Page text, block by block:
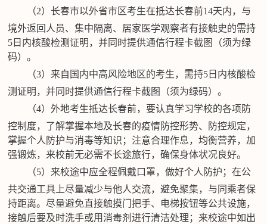
（2）长春市以外省市区考生在抵达长春前14天内，与
境外返回人员、集中隔离、居家医学观察者有接触史的需持
5日内核酸检测证明，并同时提供通信行程卡截图（须为绿
码）。
（3）来自国内中高风险地区的考生，需持5日内核酸检
测证明，并同时提供通信行程卡截图（须为绿码）。
（4）外地考生抵达长春前，要认真学习学校的各项防
控制度，了解掌握本地及长春的疫情防控形势、防控规定，
掌握个人防护与消毒等知识；注意合理作息，均衡营养，加
强锻炼，来校前无必需不长途旅行，确保身体状况良好。
（5）来校途中应全程佩戴口罩，做好个人防护；在公
共交通工具上尽量减少与他人交流，避免聚集，与同乘者保
持距离。尽量避免直接触摸门把手、电梯按钮等公共设施，
接触后要及时洗手或用消毒剂进行清洁处理；来校途中如出